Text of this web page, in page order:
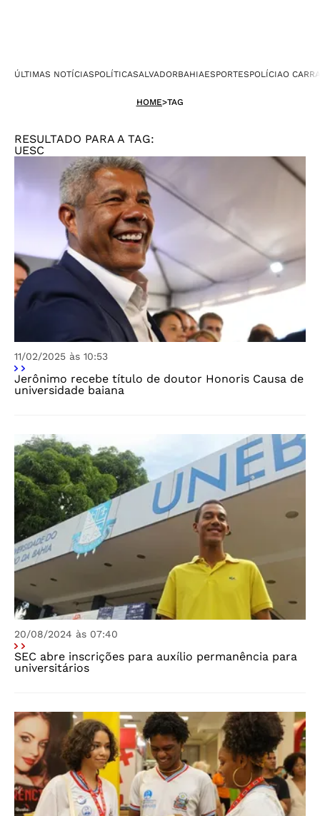
ÚLTIMAS NOTÍCIASPOLÍTICASALVADORBAHIAESPORTESPOLÍCIAO
HOME>TAG
RESULTADO PARA A TAG:
UESC
11/02/2025 às 10:53
Jerônimo recebe título de doutor Honoris Causa de
universidade baiana
20/08/2024 às 07:40
SEC abre inscrições para auxílio permanência para
universitários